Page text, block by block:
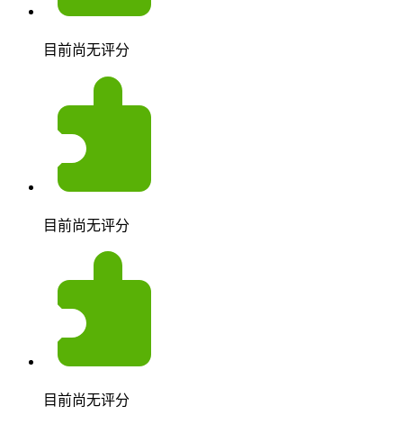
目前尚无评分
目前尚无评分
目前尚无评分